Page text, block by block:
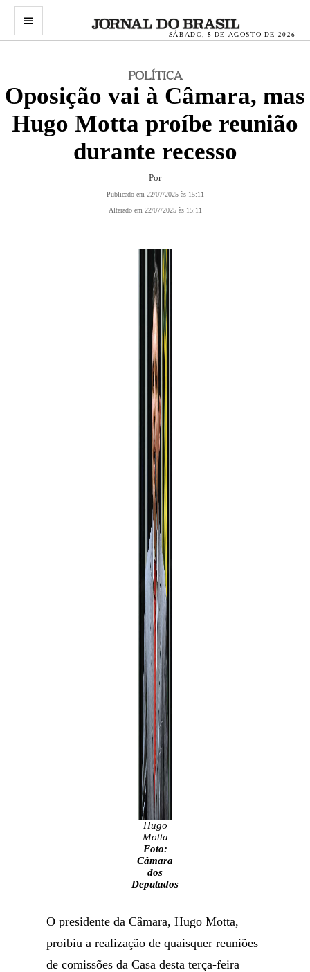
menu
SÁBADO, 8 DE AGOSTO DE 2026
POLÍTICA
Oposição vai à Câmara, mas
Hugo Motta proíbe reunião
durante recesso
Por
Publicado em 22/07/2025 às 15:11
Alterado em 22/07/2025 às 15:11
Hugo
Motta
Foto:
Câmara
dos
Deputados
O presidente da Câmara, Hugo Motta,
proibiu a realização de quaisquer reuniões
de comissões da Casa desta terça-feira